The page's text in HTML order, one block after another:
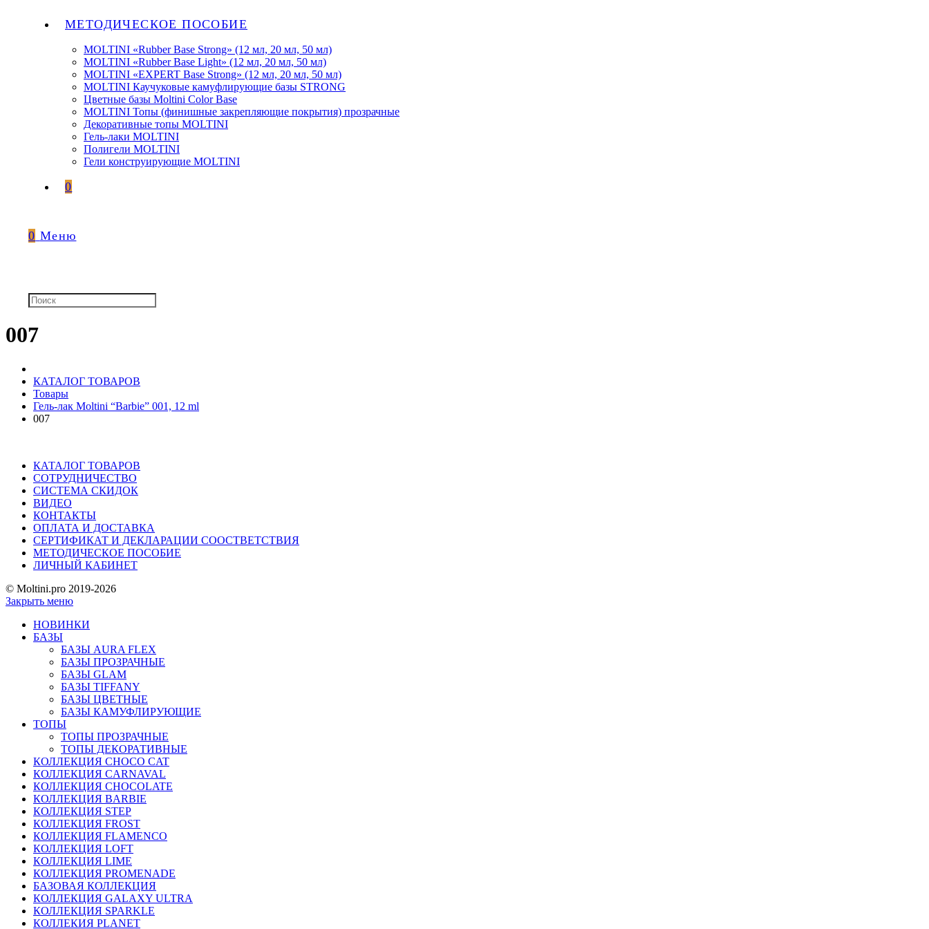
МЕТОДИЧЕСКОЕ ПОСОБИЕ
MOLTINI «Rubber Base Strong» (12 мл, 20 мл, 50 мл)
MOLTINI «Rubber Base Light» (12 мл, 20 мл, 50 мл)
MOLTINI «EXPERT Base Strong» (12 мл, 20 мл, 50 мл)
MOLTINI Каучуковые камуфлирующие базы STRONG
Цветные базы Moltini Color Base
MOLTINI Топы (финишные закрепляющие покрытия) прозрачные
Декоративные топы MOLTINI
Гель-лаки MOLTINI
Полигели MOLTINI
Гели конструирующие MOLTINI
0
0 Меню
007
КАТАЛОГ ТОВАРОВ
Товары
Гель-лак Moltini “Barbie” 001, 12 ml
007
КАТАЛОГ ТОВАРОВ
СОТРУДНИЧЕСТВО
СИСТЕМА СКИДОК
ВИДЕО
КОНТАКТЫ
ОПЛАТА И ДОСТАВКА
СЕРТИФИКАТ И ДЕКЛАРАЦИИ СООСТВЕТСТВИЯ
МЕТОДИЧЕСКОЕ ПОСОБИЕ
ЛИЧНЫЙ КАБИНЕТ
© Moltini.pro 2019-2026
Закрыть меню
НОВИНКИ
БАЗЫ
БАЗЫ AURA FLEX
БАЗЫ ПРОЗРАЧНЫЕ
БАЗЫ GLAM
БАЗЫ TIFFANY
БАЗЫ ЦВЕТНЫЕ
БАЗЫ КАМУФЛИРУЮЩИЕ
ТОПЫ
ТОПЫ ПРОЗРАЧНЫЕ
ТОПЫ ДЕКОРАТИВНЫЕ
КОЛЛЕКЦИЯ CHOCO CAT
КОЛЛЕКЦИЯ CARNAVAL
КОЛЛЕКЦИЯ CHOCOLATE
КОЛЛЕКЦИЯ BARBIE
КОЛЛЕКЦИЯ STEP
КОЛЛЕКЦИЯ FROST
КОЛЛЕКЦИЯ FLAMENCO
КОЛЛЕКЦИЯ LOFT
КОЛЛЕКЦИЯ LIME
КОЛЛЕКЦИЯ PROMENADE
БАЗОВАЯ КОЛЛЕКЦИЯ
КОЛЛЕКЦИЯ GALAXY ULTRA
КОЛЛЕКЦИЯ SPARKLE
КОЛЛЕКИЯ PLANET